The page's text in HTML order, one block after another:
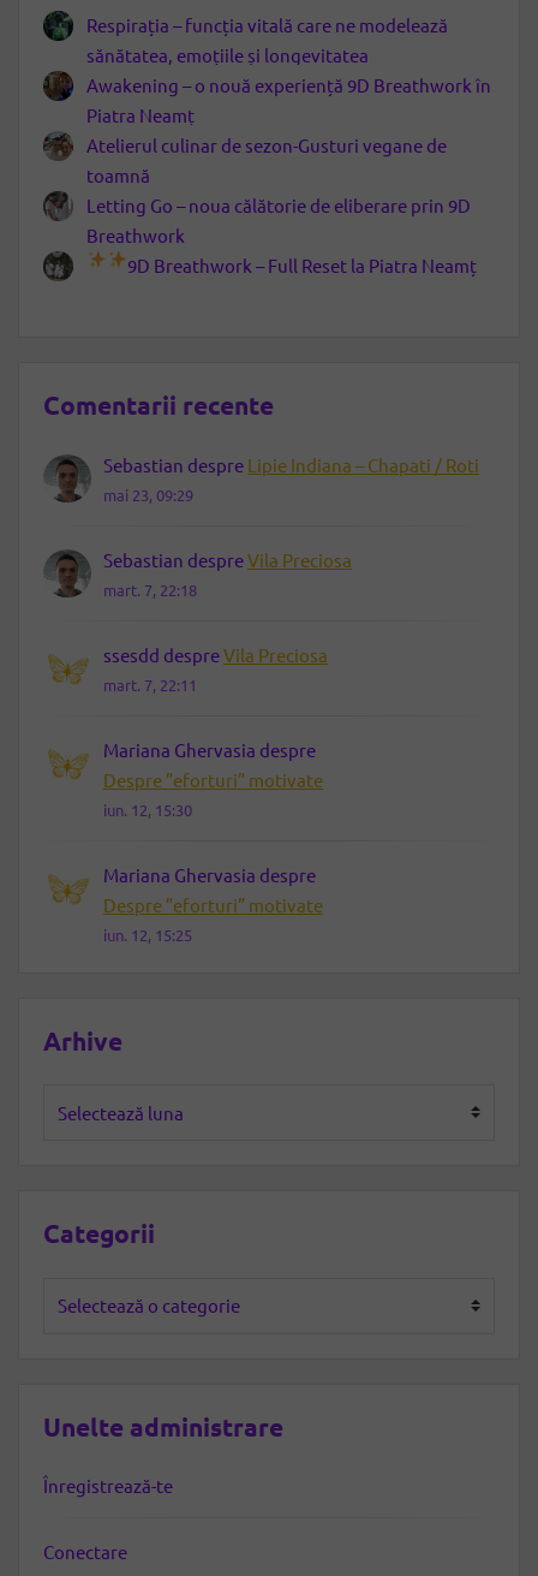
Respirația – funcția vitală care ne modelează
sănătatea, emoțiile și longevitatea
Awakening – o nouă experiență 9D Breathwork în
Piatra Neamț
Atelierul culinar de sezon-Gusturi vegane de
toamnă
Letting Go – noua călătorie de eliberare prin 9D
Breathwork
9D Breathwork – Full Reset la Piatra Neamț
Comentarii recente
Sebastian despre Lipie Indiana – Chapati / Roti
mai 23, 09:29
Sebastian despreVila Preciosa
mart. 7, 22:18
ssesdd despreVila Preciosa
mart. 7, 22:11
Mariana Ghervasia despre
Despre ”eforturi” motivate
iun. 12, 15:30
Mariana Ghervasia despre
Despre ”eforturi” motivate
iun. 12, 15:25
Arhive
Categorii
Unelte administrare
Înregistrează-te
Conectare